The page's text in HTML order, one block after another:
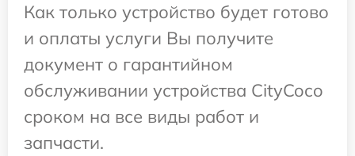
Как только устройство будет готово
и оплаты услуги Вы получите
документ о гарантийном
обслуживании устройства CityCoco
сроком на все виды работ и
запчасти.